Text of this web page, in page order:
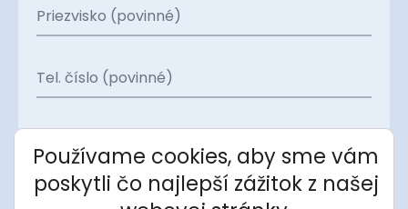
Priezvisko (povinné)
Tel. číslo (povinné)
Projekt
Používame cookies, aby sme vám
poskytli čo najlepší zážitok z našej